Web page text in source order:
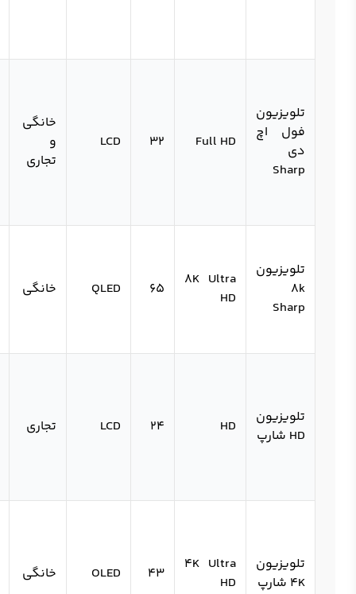
تلویزیون
فول اچ
دی
Sharp
Full HD
32
LCD
خانگی
و
تجاری
تلویزیون
8k
Sharp
8K Ultra
HD
65
QLED خانگی
تلویزیون
HD شارپ
HD
24
LCD تجاری
تلویزیون
4K شارپ
4K Ultra
HD
43
OLED خانگی